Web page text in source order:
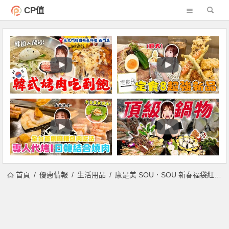
CP值
首頁 優惠情報 生活用品 康是美 SOU．SOU 新春福袋紅什麼？最終大獎金牛 2/3 開賣，獲獎機率再提高！